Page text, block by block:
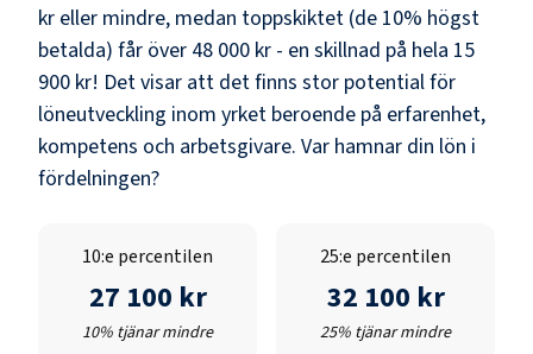
kr eller mindre, medan toppskiktet (de 10% högst
betalda) får över 48 000 kr - en skillnad på hela 15
900 kr! Det visar att det finns stor potential för
löneutveckling inom yrket beroende på erfarenhet,
kompetens och arbetsgivare. Var hamnar din lön i
fördelningen?
10:e percentilen
27 100 kr
10% tjänar mindre
25:e percentilen
32 100 kr
25% tjänar mindre